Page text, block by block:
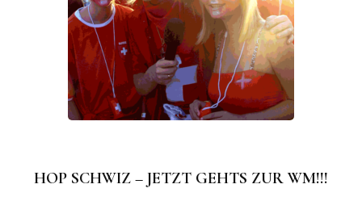
HOP SCHWIZ – JETZT GEHTS ZUR WM!!!